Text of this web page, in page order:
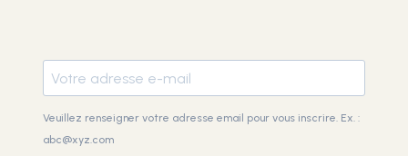
Veuillez renseigner votre adresse email pour vous inscrire. Ex. :
abc@xyz.com